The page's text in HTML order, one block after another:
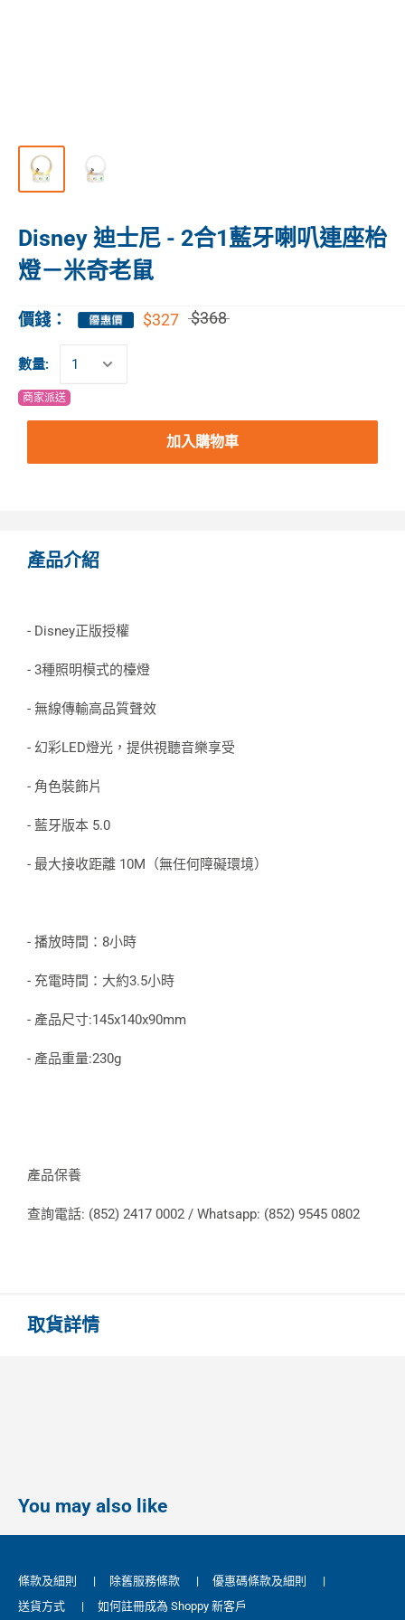
Disney 迪士尼 - 2合1藍牙喇叭連座枱
燈－米奇老鼠
價錢： $327 $368
數量:
商家派送
加入購物車
產品介紹
- Disney正版授權
- 3種照明模式的檯燈
- 無線傳輸高品質聲效
- 幻彩LED燈光，提供視聽音樂享受
- 角色裝飾片
- 藍牙版本 5.0
- 最大接收距離 10M（無任何障礙環境）
- 播放時間：8小時
- 充電時間：大約3.5小時
- 產品尺寸:145x140x90mm
- 產品重量:230g
產品保養
查詢電話: (852) 2417 0002 / Whatsapp: (852) 9545 0802
取貨詳情
You may also like
條款及細則 | 除舊服務條款 | 優惠碼條款及細則
|
送貨方式
| 如何註冊成為 Shoppy 新客戶